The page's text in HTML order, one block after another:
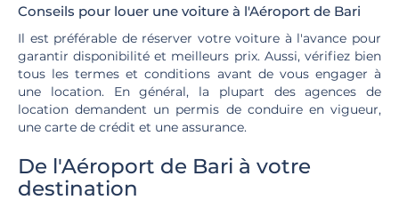
Conseils pour louer une voiture à l'Aéroport de Bari
Il est préférable de réserver votre voiture à l'avance pour
garantir disponibilité et meilleurs prix. Aussi, vérifiez bien
tous les termes et conditions avant de vous engager à
une location. En général, la plupart des agences de
location demandent un permis de conduire en vigueur,
une carte de crédit et une assurance.
De l'Aéroport de Bari à votre
destination